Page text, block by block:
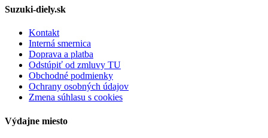
Suzuki-diely.sk
Kontakt
Interná smernica
Doprava a platba
Odstúpiť od zmluvy TU
Obchodné podmienky
Ochrany osobných údajov
Zmena súhlasu s cookies
Výdajne miesto